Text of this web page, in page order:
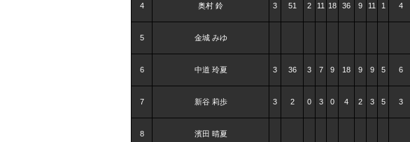
4 奥村 鈴 3 51 2 11 18 36 9 11 1 4
5 金城 みゆ
6 中道 玲夏 3 36 3 7 9 18 9 9 5 6
7 新谷 莉歩 3 2 0 3 0 4 2 3 5 3
8 濱田 晴夏